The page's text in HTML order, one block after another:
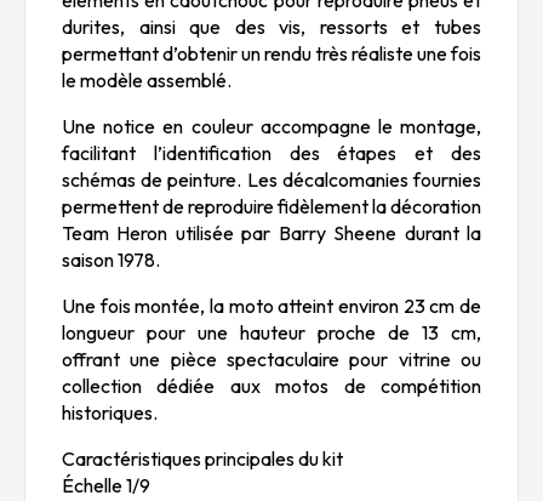
durites, ainsi que des vis, ressorts et tubes
permettant d’obtenir un rendu très réaliste une fois
le modèle assemblé.
Une notice en couleur accompagne le montage,
facilitant l’identification des étapes et des
schémas de peinture. Les décalcomanies fournies
permettent de reproduire fidèlement la décoration
Team Heron utilisée par Barry Sheene durant la
saison 1978.
Une fois montée, la moto atteint environ 23 cm de
longueur pour une hauteur proche de 13 cm,
offrant une pièce spectaculaire pour vitrine ou
collection dédiée aux motos de compétition
historiques.
Caractéristiques principales du kit
Échelle 1/9